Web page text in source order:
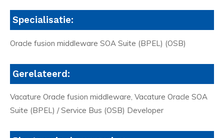
Specialisatie:
Oracle fusion middleware SOA Suite (BPEL) (OSB)
Gerelateerd:
Vacature Oracle fusion middleware, Vacature Oracle SOA
Suite (BPEL) / Service Bus (OSB) Developer